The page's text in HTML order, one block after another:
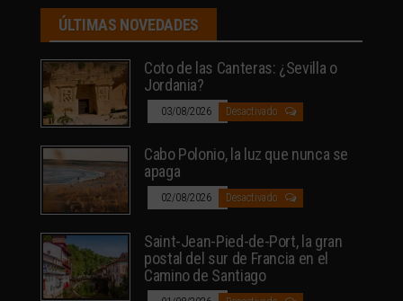
ÚLTIMAS NOVEDADES
Coto de las Canteras: ¿Sevilla o
Jordania?
03/08/2026 Desactivado
Cabo Polonio, la luz que nunca se
apaga
02/08/2026 Desactivado
Saint-Jean-Pied-de-Port, la gran
postal del sur de Francia en el
Camino de Santiago